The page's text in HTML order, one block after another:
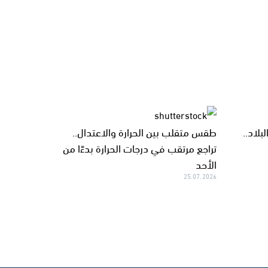
طقس متقلب بين الحرارة والاعتدال..
تراجع مرتقب في درجات الحرارة بدءًا من
الأحد
25.07.2026